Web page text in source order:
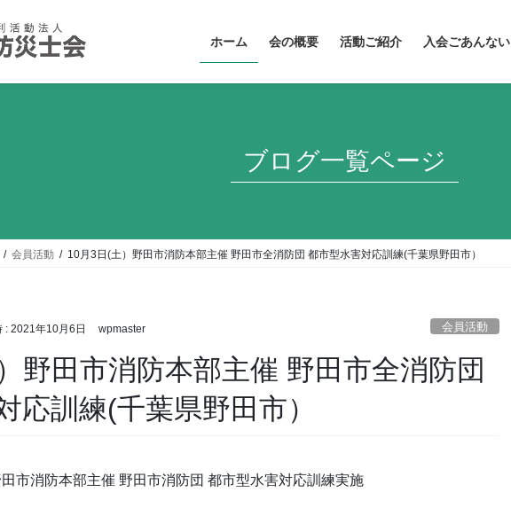
ホーム 会の概要 活動ご紹介 入会ごあんない
ブログ一覧ページ
会員活動 10月3日(土）野田市消防本部主催 野田市全消防団 都市型水害対応訓練(千葉県野田市）
: 2021年10月6日 wpmaster 会員活動
野田市消防本部主催 野田市全消防団
応訓練(千葉県野田市）
市消防本部主催 野田市消防団 都市型水害対応訓練実施